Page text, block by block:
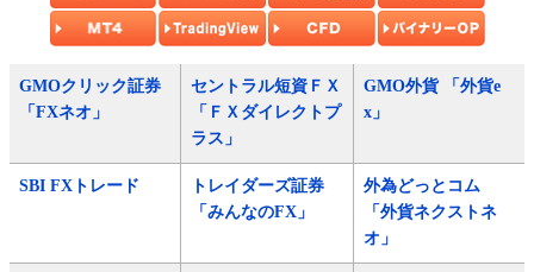
GMOクリック証券
「FXネオ」
セントラル短資ＦＸ
「ＦＸダイレクトプ
ラス」
GMO外貨 「外貨e
x」
SBI FXトレード
トレイダーズ証券
「みんなのFX」
外為どっとコム
「外貨ネクストネ
オ」